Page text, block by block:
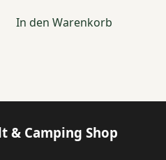
In den Warenkorb
& Camping Shop